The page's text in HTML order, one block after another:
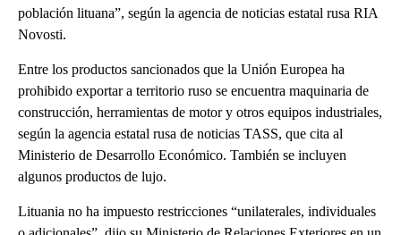
población lituana”, según la agencia de noticias estatal rusa RIA
Novosti.
Entre los productos sancionados que la Unión Europea ha
prohibido exportar a territorio ruso se encuentra maquinaria de
construcción, herramientas de motor y otros equipos industriales,
según la agencia estatal rusa de noticias TASS, que cita al
Ministerio de Desarrollo Económico. También se incluyen
algunos productos de lujo.
Lituania no ha impuesto restricciones “unilaterales, individuales